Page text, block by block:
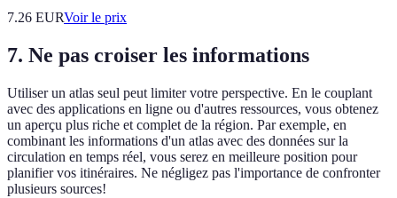
7.26 EURVoir le prix
7. Ne pas croiser les informations
Utiliser un atlas seul peut limiter votre perspective. En le couplant
avec des applications en ligne ou d'autres ressources, vous obtenez
un aperçu plus riche et complet de la région. Par exemple, en
combinant les informations d'un atlas avec des données sur la
circulation en temps réel, vous serez en meilleure position pour
planifier vos itinéraires. Ne négligez pas l'importance de confronter
plusieurs sources!